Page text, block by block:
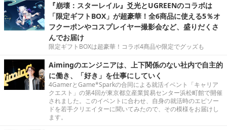
『崩壊：スターレイル』爻光とUGREENのコラボは
「限定ギフトBOX」が超豪華！全6商品に使える5％オ
フクーポンやコスプレイヤー撮影会など、盛りだくさ
んでお届け
限定ギフトBOXは超豪華！コラボ4商品や限定でグッズも
Aimingのエンジニアは、上下関係のない社内で自主的
に働き、「好き」を仕事にしていく
4GamerとGame*Sparkの合同による就活イベント「キャリア
クエスト」の第4回が東京都立産業貿易センター浜松町館で開催
されました。このイベントに合わせ、自身の就活時のエピソー
ドを若手クリエイターに聞いてみたので、その模様をお届けし
ます。